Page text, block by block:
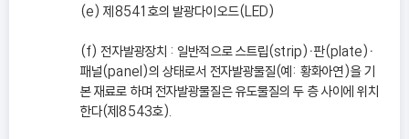
(e) 제8541호의 발광다이오드(LED)
(f) 전자발광장치 : 일반적으로 스트립(strip)ㆍ판(plate)ㆍ
패널(panel)의 상태로서 전자발광물질(예: 황화아연)을 기
본 재료로 하며 전자발광물질은 유도물질의 두 층 사이에 위치
한다(제8543호).